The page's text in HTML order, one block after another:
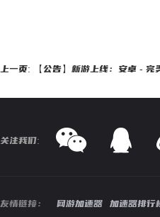
上一页: 【公告】新游上线：安卓 - 完
关注我们:
友情链接： 网游加速器 加速器排行